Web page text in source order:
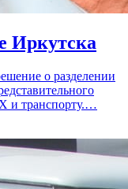
Иркутска
о разделении
и транспорту.…